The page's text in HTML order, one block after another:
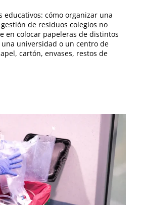
educativos: cómo organizar una
de residuos colegios no
en colocar papeleras de distintos
una universidad o un centro de
cartón, envases, restos de